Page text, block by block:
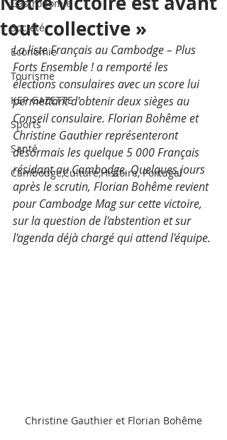
Gastronomie
Société
Economie
Tourisme
KEP GAZETTE
Sports
Santé
Cambodge,Culture,Histoire, Portugal
tout collective »
La liste Français au Cambodge – Plus
Forts Ensemble ! a remporté les
élections consulaires avec un score lui
permettant d'obtenir deux sièges au
Conseil consulaire. Florian Bohême et
Christine Gauthier représenteront
désormais les quelque 5 000 Français
résidant au Cambodge. Quelques jours
après le scrutin, Florian Bohême revient
pour Cambodge Mag sur cette victoire,
sur la question de l'abstention et sur
l'agenda déjà chargé qui attend l'équipe.
Christine Gauthier et Florian Bohême